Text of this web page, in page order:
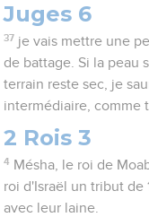
Juges 6
37 je vais mettre une
de battage. Si la peau
terrain reste sec, je
intermédiaire, comme
2 Rois 3
4 Mésha, le roi de
roi d'Israël un tribut
avec leur laine.